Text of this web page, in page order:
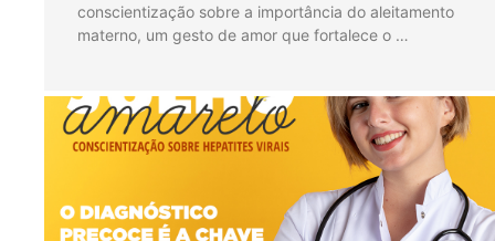
conscientização sobre a importância do aleitamento
materno, um gesto de amor que fortalece o …